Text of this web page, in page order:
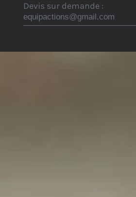
Devis sur demande :
equipactions@gmail.com